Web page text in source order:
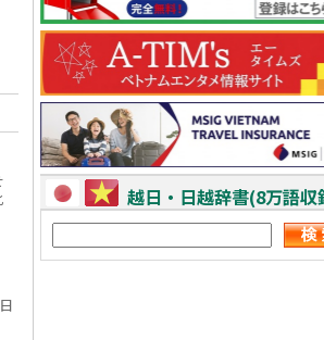
越日・日越辞書(8万語収